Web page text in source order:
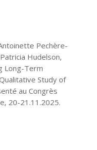
Pechère-
Hudelson,
Long-Term
Study of
au Congrès
20-21.11.2025.